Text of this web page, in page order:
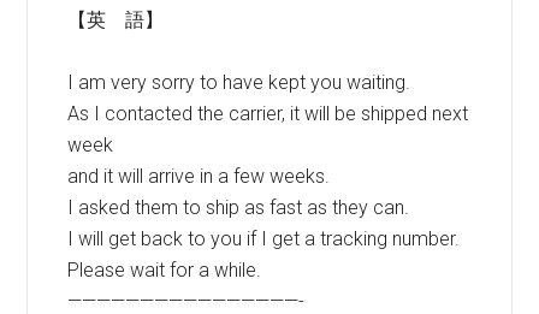
【英 語】
I am very sorry to have kept you waiting.
As I contacted the carrier, it will be shipped next
week
and it will arrive in a few weeks.
I asked them to ship as fast as they can.
I will get back to you if I get a tracking number.
Please wait for a while.
————————————————-